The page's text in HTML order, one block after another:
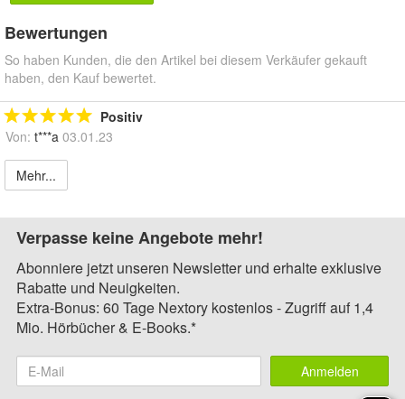
Bewertungen
So haben Kunden, die den Artikel bei diesem Verkäufer gekauft
haben, den Kauf bewertet.
Positiv
Von: t***a 03.01.23
Mehr...
Verpasse keine Angebote mehr!
Abonniere jetzt unseren Newsletter und erhalte exklusive
Rabatte und Neuigkeiten.
Extra-Bonus: 60 Tage Nextory kostenlos - Zugriff auf 1,4
Mio. Hörbücher & E-Books.*
Anmelden